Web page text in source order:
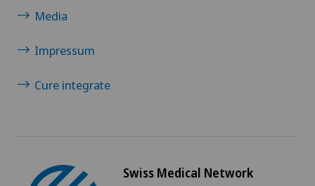
Media
Impressum
Cure integrate
Swiss Medical Network